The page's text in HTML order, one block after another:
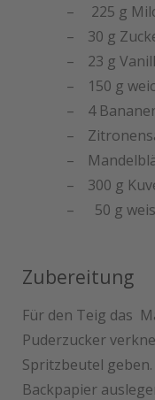
225 g
30 g
23 g
150 g
4
300 g
50 g
Zubereitung
Für den Teig das
Puderzucker
Spritzbeutel
Backpapier